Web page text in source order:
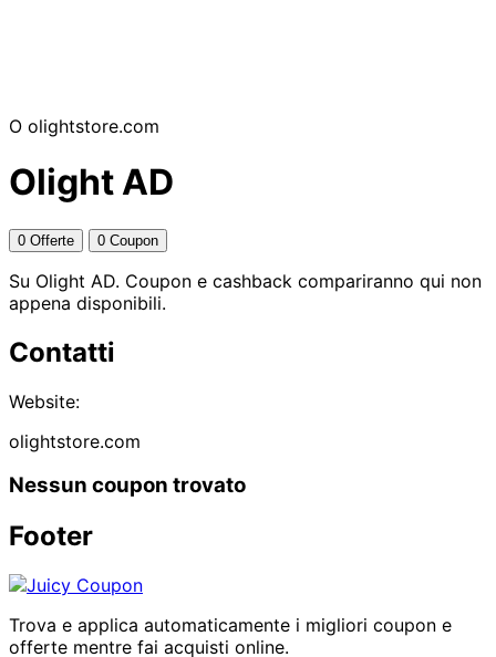
O olightstore.com
Olight AD
0 Offerte 0 Coupon
Su Olight AD. Coupon e cashback compariranno qui non
appena disponibili.
Contatti
Website:
olightstore.com
Nessun coupon trovato
Footer
Trova e applica automaticamente i migliori coupon e
offerte mentre fai acquisti online.